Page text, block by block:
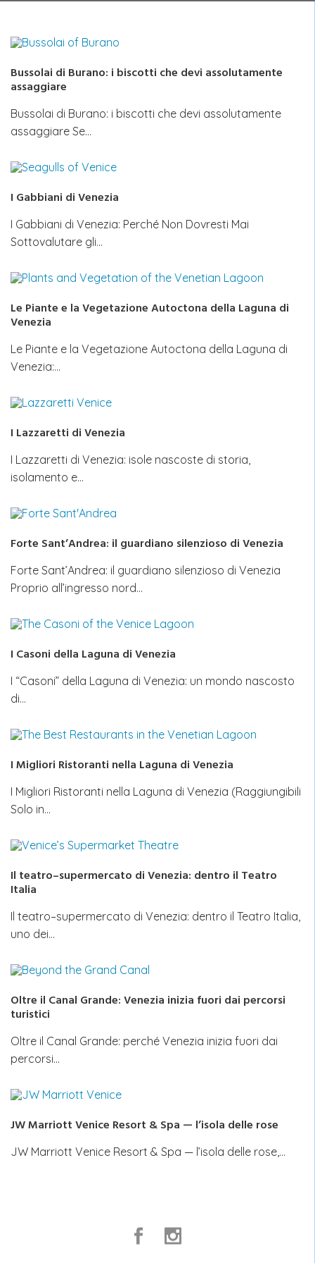
Bussolai di Burano: i biscotti che devi assolutamente
assaggiare
Bussolai di Burano: i biscotti che devi assolutamente
assaggiare Se…
I Gabbiani di Venezia
I Gabbiani di Venezia: Perché Non Dovresti Mai
Sottovalutare gli…
Le Piante e la Vegetazione Autoctona della Laguna di
Venezia
Le Piante e la Vegetazione Autoctona della Laguna di
Venezia:…
I Lazzaretti di Venezia
I Lazzaretti di Venezia: isole nascoste di storia,
isolamento e…
Forte Sant’Andrea: il guardiano silenzioso di Venezia
Forte Sant’Andrea: il guardiano silenzioso di Venezia
Proprio all’ingresso nord…
I Casoni della Laguna di Venezia
I “Casoni” della Laguna di Venezia: un mondo nascosto
di…
I Migliori Ristoranti nella Laguna di Venezia
I Migliori Ristoranti nella Laguna di Venezia (Raggiungibili
Solo in…
Il teatro–supermercato di Venezia: dentro il Teatro
Italia
Il teatro–supermercato di Venezia: dentro il Teatro Italia,
uno dei…
Oltre il Canal Grande: Venezia inizia fuori dai percorsi
turistici
Oltre il Canal Grande: perché Venezia inizia fuori dai
percorsi…
JW Marriott Venice Resort & Spa — l’isola delle rose
JW Marriott Venice Resort & Spa — l’isola delle rose,…